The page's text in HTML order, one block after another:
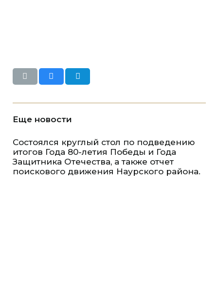
Еще новости
Состоялся круглый стол по подведению
итогов Года 80-летия Победы и Года
Защитника Отечества, а также отчет
поискового движения Наурского района.